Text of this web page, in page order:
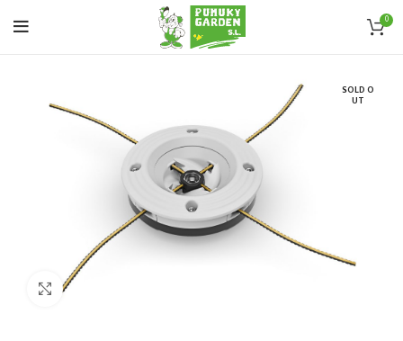
0
SOLD O
UT
Haz click para aumentar